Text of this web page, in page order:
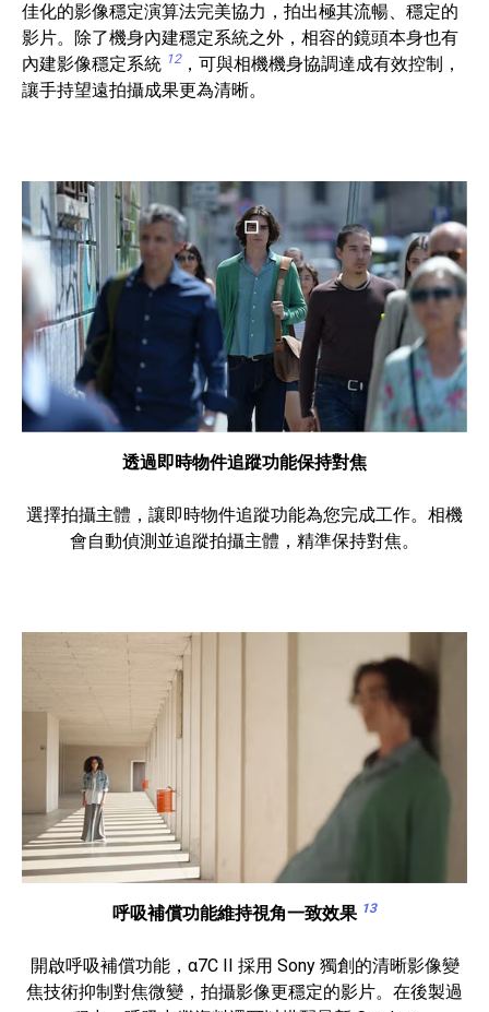
佳化的影像穩定演算法完美協力，拍出極其流暢、穩定的
影片。除了機身內建穩定系統之外，相容的鏡頭本身也有
內建影像穩定系統 12 ，可與相機機身協調達成有效控制，
讓手持望遠拍攝成果更為清晰。
透過即時物件追蹤功能保持對焦
選擇拍攝主體，讓即時物件追蹤功能為您完成工作。相機
會自動偵測並追蹤拍攝主體，精準保持對焦。
呼吸補償功能維持視角一致效果 13
開啟呼吸補償功能，α7C II 採用 Sony 獨創的清晰影像變
焦技術抑制對焦微變，拍攝影像更穩定的影片。在後製過